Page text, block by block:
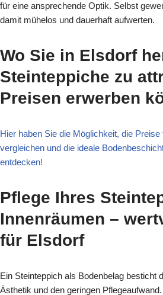
für eine ansprechende Optik. Selbst
damit mühelos und dauerhaft aufwerten.
Wo Sie in Elsdorf
Steinteppiche zu
Preisen erwerben
Hier haben Sie die Möglichkeit, die
vergleichen und die ideale
entdecken!
Pflege Ihres
Innenräumen –
für Elsdorf
Ein Steinteppich als Bodenbelag besticht
Ästhetik und den geringen